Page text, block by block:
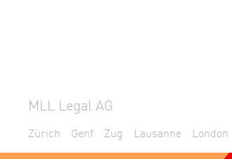
MLL Legal AG
Zürich Genf Zug Lausanne London